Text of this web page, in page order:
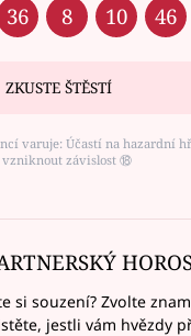
36 8 10 46
ZKUSTE ŠTĚSTÍ
varuje: Účastí na hazardní
vzniknout závislost ⑱
si souzení? Zvolte
jestli vám hvězdy